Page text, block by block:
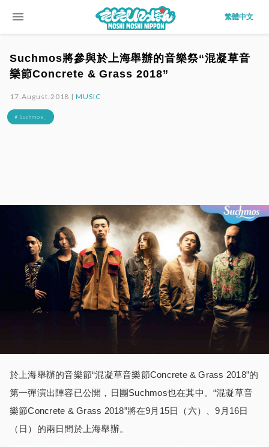
menu 繁體中文
Suchmos將參與於上海舉辦的音樂祭“混凝草音
樂節Concrete & Grass 2018”
17.August.2018 |MUSIC
# Suchmos_
於上海舉辦的音樂節“混凝草音樂節Concrete & Grass 2018”的
第一彈演出陣容已公開，日團Suchmos也在其中。“混凝草音
樂節Concrete & Grass 2018”將在9月15日（六）、9月16日
（日）的兩日間於上海舉辦。